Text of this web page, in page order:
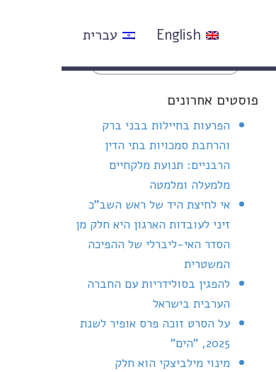
עברית English
פוסטים אחרונים
הפרעות בחיילות בבני ברק
והרחבת סמכויות בתי הדין
הרבניים: תנועת מלקחיים
מלמעלה ומלמטה
אי לחיצת היד של ראש השב"כ
זיני לעובדות הארגון היא חלק מן
הסדר האי-ליברלי של ההפיכה
המשטרית
להפגין בסולידריות עם החברה
הערבית בישראל
על הסרט זוכה פרס אופיר לשנת
2025, "הים"
מינוי מילביצקי הוא חלק